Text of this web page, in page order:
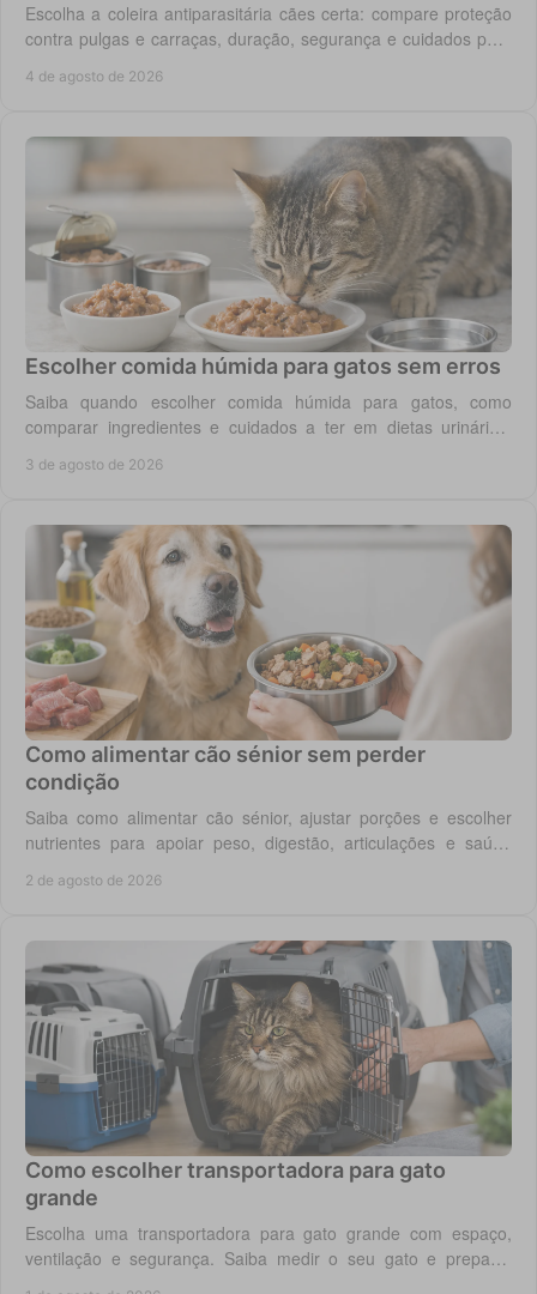
Escolha a coleira antiparasitária cães certa: compare proteção
contra pulgas e carraças, duração, segurança e cuidados para
4 de agosto de 2026
Escolher comida húmida para gatos sem erros
Saiba quando escolher comida húmida para gatos, como
comparar ingredientes e cuidados a ter em dietas urinárias,
3 de agosto de 2026
Como alimentar cão sénior sem perder
condição
Saiba como alimentar cão sénior, ajustar porções e escolher
nutrientes para apoiar peso, digestão, articulações e saúde
2 de agosto de 2026
Como escolher transportadora para gato
grande
Escolha uma transportadora para gato grande com espaço,
ventilação e segurança. Saiba medir o seu gato e preparar